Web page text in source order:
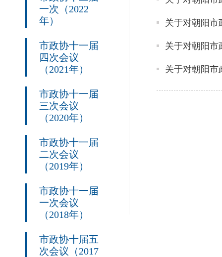
一次（2022
年）
市政协十一届
四次会议
（2021年）
市政协十一届
三次会议
（2020年）
市政协十一届
二次会议
（2019年）
市政协十一届
一次会议
（2018年）
市政协十届五
次会议（2017